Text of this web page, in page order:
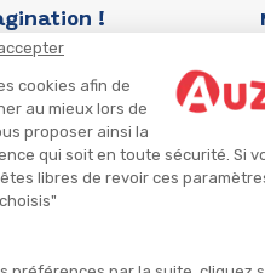
cookies afin de
au mieux lors de
proposer ainsi la
qui soit en toute sécurité. Si
libres de revoir ces
!